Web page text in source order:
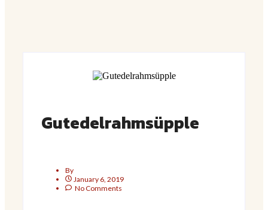
Gutedelrahmsüpple
By
January 6, 2019
No Comments